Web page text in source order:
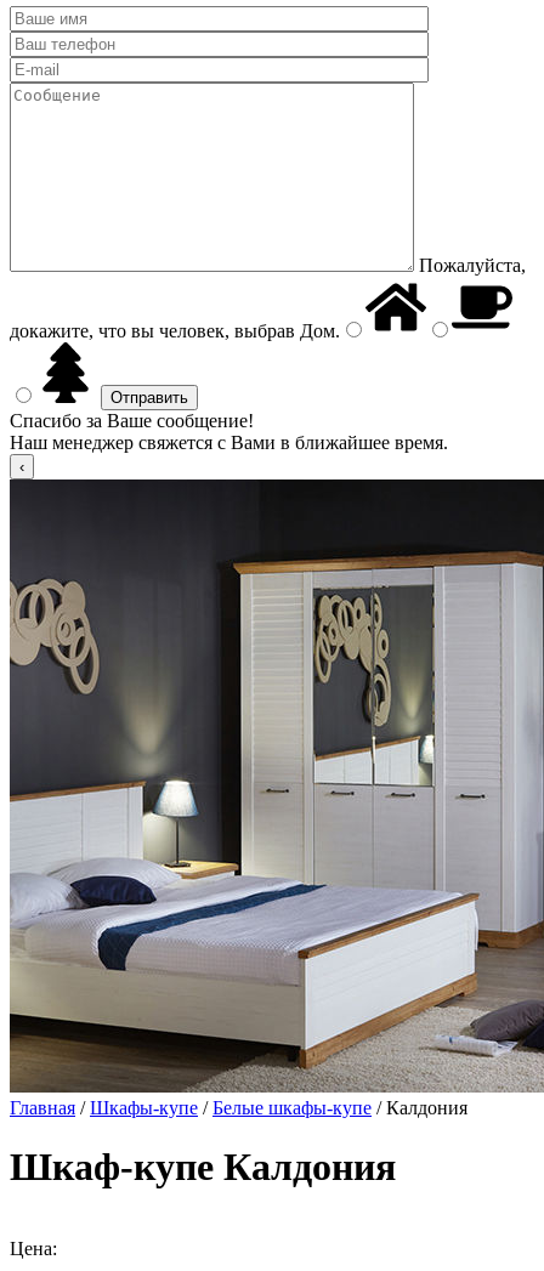
Пожалуйста,
докажите, что вы человек, выбрав Дом.
Спасибо за Ваше сообщение!
Наш менеджер свяжется с Вами в ближайшее время.
Главная /Шкафы-купе /Белые шкафы-купе / Калдония
Шкаф-купе Калдония
Цена: